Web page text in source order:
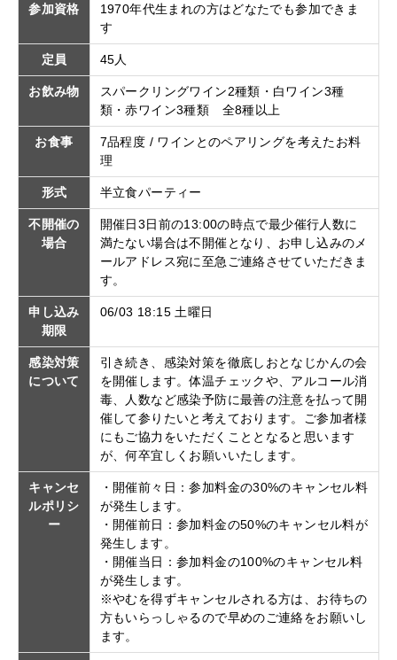
参加資格
1970年代生まれの方はどなたでも参加できま
す
定員 45人
お飲み物
スパークリングワイン2種類・白ワイン3種
類・赤ワイン3種類 全8種以上
お食事
7品程度 / ワインとのペアリングを考えたお料
理
形式 半立食パーティー
不開催の
場合
開催日3日前の13:00の時点で最少催行人数に
満たない場合は不開催となり、お申し込みのメ
ールアドレス宛に至急ご連絡させていただきま
す。
申し込み
期限
06/03 18:15 土曜日
感染対策
について
引き続き、感染対策を徹底しおとなじかんの会
を開催します。体温チェックや、アルコール消
毒、人数など感染予防に最善の注意を払って開
催して参りたいと考えております。ご参加者様
にもご協力をいただくこととなると思います
が、何卒宜しくお願いいたします。
キャンセ
ルポリシ
ー
・開催前々日：参加料金の30%のキャンセル料
が発生します。
・開催前日：参加料金の50%のキャンセル料が
発生します。
・開催当日：参加料金の100%のキャンセル料
が発生します。
※やむを得ずキャンセルされる方は、お待ちの
方もいらっしゃるので早めのご連絡をお願いし
ます。